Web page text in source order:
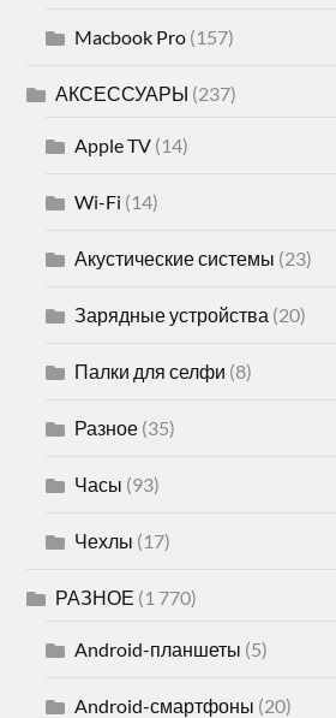
Macbook Pro (157)
АКСЕССУАРЫ (237)
Apple TV (14)
Wi-Fi (14)
Акустические системы (23)
Зарядные устройства (20)
Палки для селфи (8)
Разное (35)
Часы (93)
Чехлы (17)
РАЗНОЕ (1 770)
Android-планшеты (5)
Android-смартфоны (20)